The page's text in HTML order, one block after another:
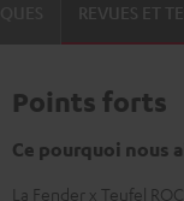
REVUES ET
Points forts
Ce pourquoi nous
La Fender x Teufel